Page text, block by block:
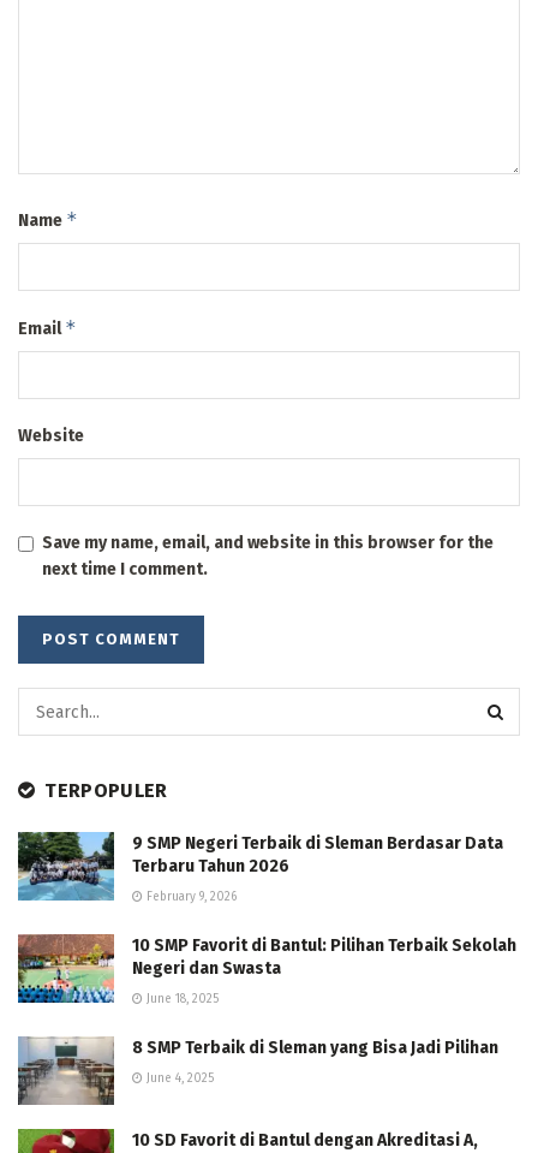
Name *
Email*
Website
Save my name, email, and website in this browser for the
next time I comment.
TERPOPULER
9 SMP Negeri Terbaik di Sleman Berdasar Data
Terbaru Tahun 2026
February 9, 2026
10 SMP Favorit di Bantul: Pilihan Terbaik Sekolah
Negeri dan Swasta
June 18, 2025
8 SMP Terbaik di Sleman yang Bisa Jadi Pilihan
June 4, 2025
10 SD Favorit di Bantul dengan Akreditasi A,